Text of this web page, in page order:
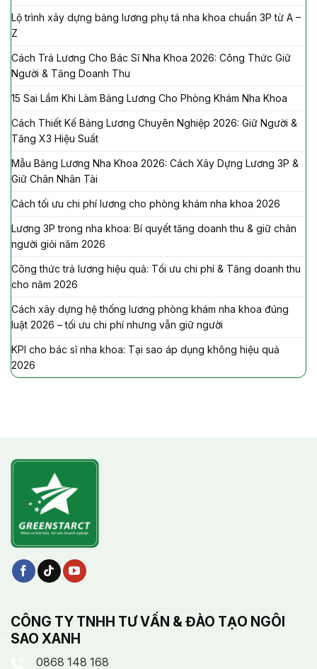
Lộ trình xây dựng bảng lương phụ tá nha khoa chuẩn 3P từ A –
Z
Cách Trả Lương Cho Bác Sĩ Nha Khoa 2026: Công Thức Giữ
Người & Tăng Doanh Thu
15 Sai Lầm Khi Làm Bảng Lương Cho Phòng Khám Nha Khoa
Cách Thiết Kế Bảng Lương Chuyên Nghiệp 2026: Giữ Người &
Tăng X3 Hiệu Suất
Mẫu Bảng Lương Nha Khoa 2026: Cách Xây Dựng Lương 3P &
Giữ Chân Nhân Tài
Cách tối ưu chi phí lương cho phòng khám nha khoa 2026
Lương 3P trong nha khoa: Bí quyết tăng doanh thu & giữ chân
người giỏi năm 2026
Công thức trả lương hiệu quả: Tối ưu chi phí & Tăng doanh thu
cho năm 2026
Cách xây dựng hệ thống lương phòng khám nha khoa đúng
luật 2026 – tối ưu chi phí nhưng vẫn giữ người
KPI cho bác sĩ nha khoa: Tại sao áp dụng không hiệu quả
2026
CÔNG TY TNHH TƯ VẤN & ĐÀO TẠO NGÔI
SAO XANH
0868 148 168